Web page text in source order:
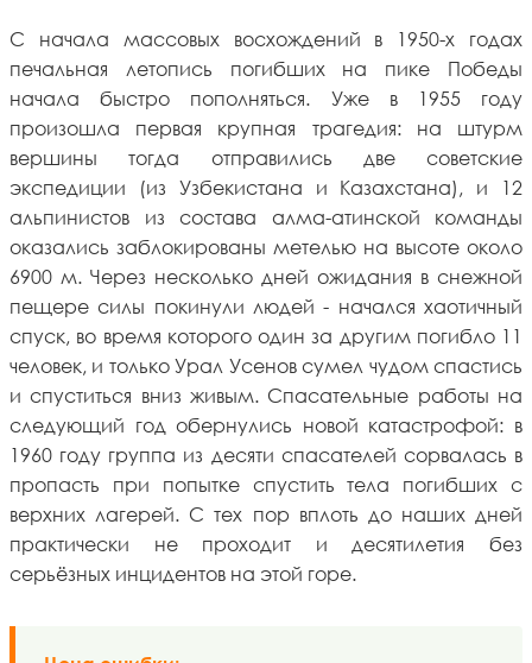
С начала массовых восхождений в 1950-х годах
печальная летопись погибших на пике Победы
начала быстро пополняться. Уже в 1955 году
произошла первая крупная трагедия: на штурм
вершины тогда отправились две советские
экспедиции (из Узбекистана и Казахстана), и 12
альпинистов из состава алма-атинской команды
оказались заблокированы метелью на высоте около
6900 м. Через несколько дней ожидания в снежной
пещере силы покинули людей - начался хаотичный
спуск, во время которого один за другим погибло 11
человек, и только Урал Усенов сумел чудом спастись
и спуститься вниз живым. Спасательные работы на
следующий год обернулись новой катастрофой: в
1960 году группа из десяти спасателей сорвалась в
пропасть при попытке спустить тела погибших с
верхних лагерей. С тех пор вплоть до наших дней
практически не проходит и десятилетия без
серьёзных инцидентов на этой горе.